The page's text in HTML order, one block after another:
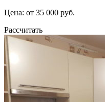
Цена: от 35 000 руб.
Рассчитать